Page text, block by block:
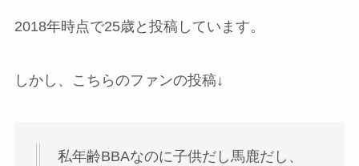
2018年時点で25歳と投稿しています。
しかし、こちらのファンの投稿↓
私年齢BBAなのに子供だし馬鹿だし、